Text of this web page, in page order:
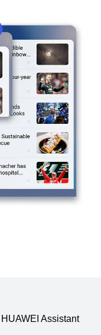
HUAWEI Assistant